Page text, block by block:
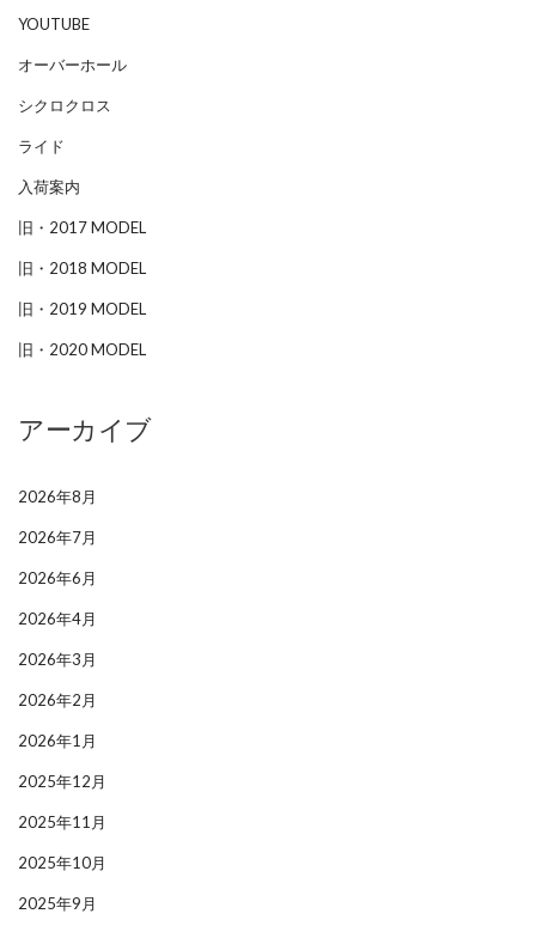
YOUTUBE
オーバーホール
シクロクロス
ライド
入荷案内
旧・2017 MODEL
旧・2018 MODEL
旧・2019 MODEL
旧・2020 MODEL
アーカイブ
2026年8月
2026年7月
2026年6月
2026年4月
2026年3月
2026年2月
2026年1月
2025年12月
2025年11月
2025年10月
2025年9月